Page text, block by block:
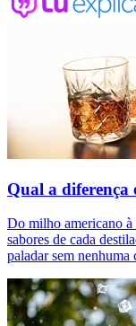
Qual a diferença
Do milho americano à
sabores de cada
paladar sem nenhuma